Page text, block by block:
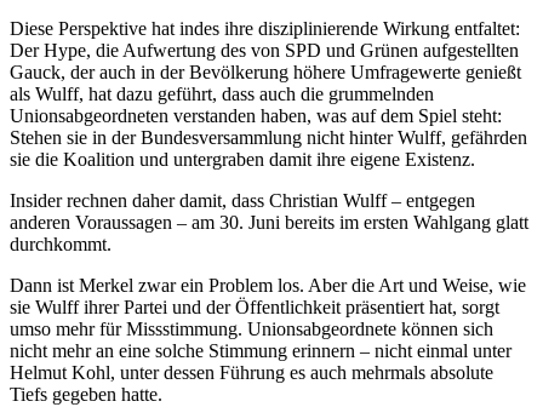
Diese Perspektive hat indes ihre disziplinierende Wirkung entfaltet:
Der Hype, die Aufwertung des von SPD und Grünen aufgestellten
Gauck, der auch in der Bevölkerung höhere Umfragewerte genießt
als Wulff, hat dazu geführt, dass auch die grummelnden
Unionsabgeordneten verstanden haben, was auf dem Spiel steht:
Stehen sie in der Bundesversammlung nicht hinter Wulff, gefährden
sie die Koalition und untergraben damit ihre eigene Existenz.
Insider rechnen daher damit, dass Christian Wulff – entgegen
anderen Voraussagen – am 30. Juni bereits im ersten Wahlgang glatt
durchkommt.
Dann ist Merkel zwar ein Problem los. Aber die Art und Weise, wie
sie Wulff ihrer Partei und der Öffentlichkeit präsentiert hat, sorgt
umso mehr für Missstimmung. Unionsabgeordnete können sich
nicht mehr an eine solche Stimmung erinnern – nicht einmal unter
Helmut Kohl, unter dessen Führung es auch mehrmals absolute
Tiefs gegeben hatte.